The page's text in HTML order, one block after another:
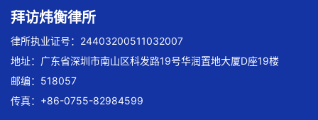
拜访炜衡律所
律所执业证号：24403200511032007
地址：广东省深圳市南山区科发路19号华润置地大厦D座19楼
邮编：518057
传真：+86-0755-82984599